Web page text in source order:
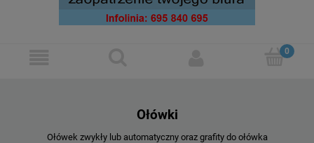
Ołówki
Ołówek zwykły lub automatyczny oraz grafity do ołówka